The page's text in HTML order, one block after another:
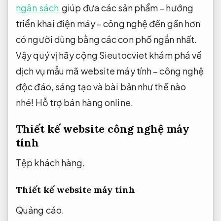
ngân sách giúp đưa các sản phẩm – hướng
triển khai điện máy – công nghệ đến gần hơn
có người dùng bằng các con phố ngắn nhất.
Vậy quý vị hãy cộng Sieutocviet khám phá về
dịch vụ mẫu mã website máy tính – công nghệ
độc đáo, sáng tạo và bài bản như thế nào
nhé! Hỗ trợ bán hàng online.
Thiết kế website công nghệ máy
tính
Tệp khách hàng.
Thiết kế website máy tính
Quảng cáo.